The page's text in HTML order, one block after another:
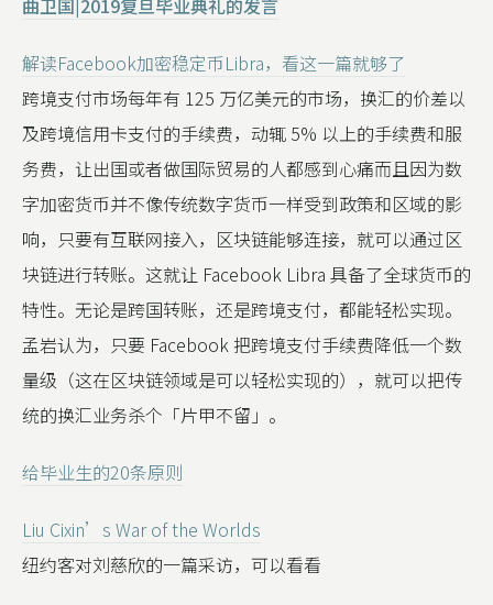
曲卫国|2019复旦毕业典礼的发言
解读Facebook加密稳定币Libra，看这一篇就够了
跨境支付市场每年有 125 万亿美元的市场，换汇的价差以
及跨境信用卡支付的手续费，动辄 5% 以上的手续费和服
务费，让出国或者做国际贸易的人都感到心痛而且因为数
字加密货币并不像传统数字货币一样受到政策和区域的影
响，只要有互联网接入，区块链能够连接，就可以通过区
块链进行转账。这就让 Facebook Libra 具备了全球货币的
特性。无论是跨国转账，还是跨境支付，都能轻松实现。
孟岩认为，只要 Facebook 把跨境支付手续费降低一个数
量级（这在区块链领域是可以轻松实现的），就可以把传
统的换汇业务杀个「片甲不留」。
给毕业生的20条原则
Liu Cixin’s War of the Worlds
纽约客对刘慈欣的一篇采访，可以看看